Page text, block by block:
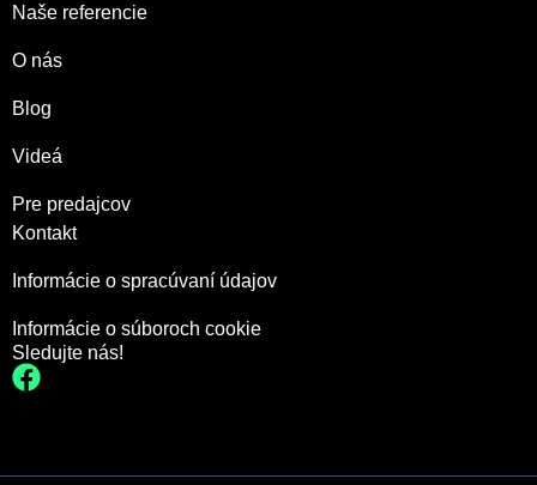
Naše referencie
O nás
Blog
Videá
Pre predajcov
Kontakt
Informácie o spracúvaní údajov
Informácie o súboroch cookie
Sledujte nás!